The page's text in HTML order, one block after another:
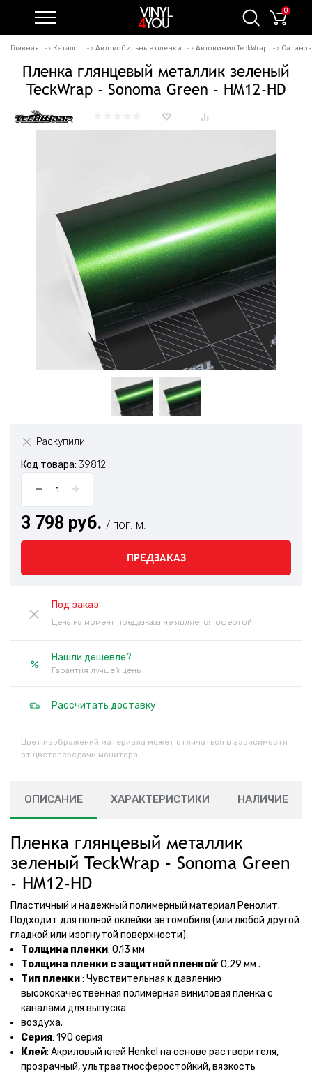
0
Главная Каталог Автомобильные пленки Автовинил TeckWrap
Пленка глянцевый металлик зеленый
TeckWrap - Sonoma Green - HM12-HD
Раскупили
Код товара: 39812
3 798 руб. / пог. м.
ПРЕДЗАКАЗ
Под заказ
Цена на момент предзаказа не является офертой
Нашли дешевле?
Гарантия лучшей цены!
Рассчитать доставку
Цвет изображений материала может отличаться в зависимости
от цветопередачи монитора.
ОПИСАНИЕ ХАРАКТЕРИСТИКИ НАЛИЧИЕ
Пленка глянцевый металлик
зеленый TeckWrap - Sonoma Green
- HM12-HD
Пластичный и надежный полимерный материал Ренолит.
Подходит для полной оклейки автомобиля (или любой другой
гладкой или изогнутой поверхности).
Толщина пленки: 0,13 мм
Толщина пленки с защитной пленкой: 0,29 мм .
Тип пленки: Чувствительная к давлению
высококачественная полимерная виниловая пленка с
каналами для выпуска
воздуха.
Серия: 190 серия
Клей: Акриловый клей Henkel на основе растворителя,
прозрачный, ультраатмосферостойкий, вязкость